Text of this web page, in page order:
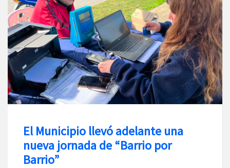
El Municipio llevó adelante una
nueva jornada de “Barrio por
Barrio”